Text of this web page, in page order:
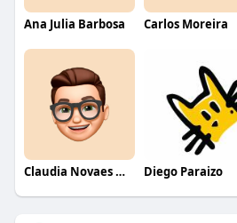
Ana Julia Barbosa Carlos Moreira
Claudia Novaes Novaes Diego Paraizo